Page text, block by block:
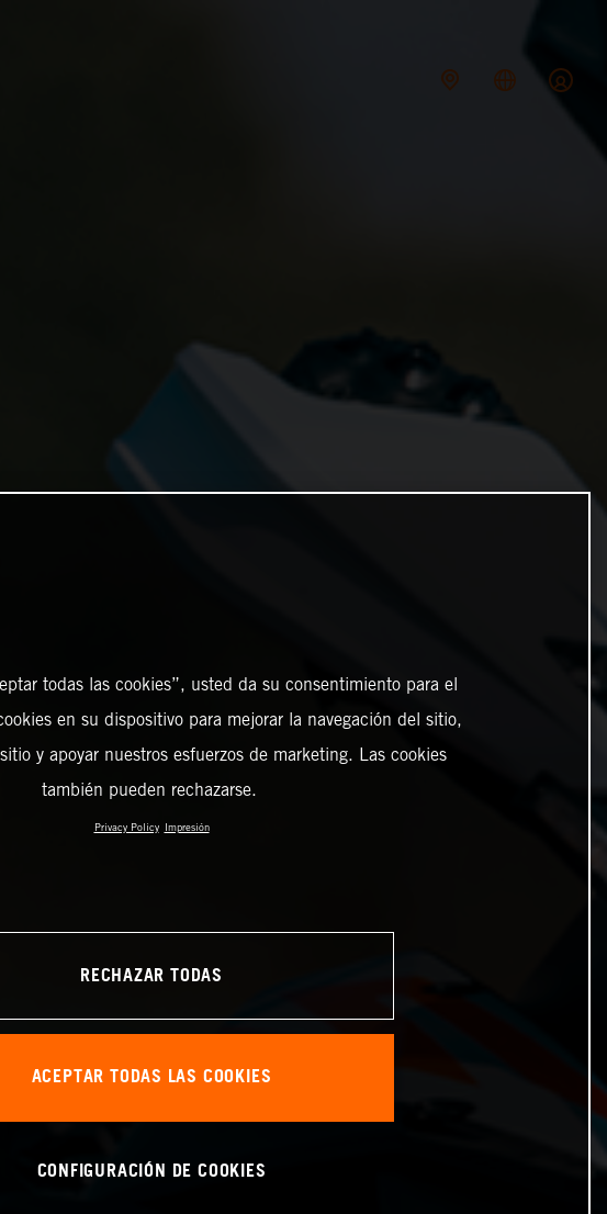
todas las cookies”, usted da su consentimiento para el
en su dispositivo para mejorar la navegación del sitio,
y apoyar nuestros esfuerzos de marketing. Las cookies
también pueden rechazarse.
Privacy Policy Impresión
RECHAZAR TODAS
ACEPTAR TODAS LAS COOKIES
CONFIGURACIÓN DE COOKIES